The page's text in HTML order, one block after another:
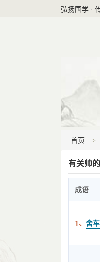
弘扬国学 ·
首页
有关帅
成语
1、 舍